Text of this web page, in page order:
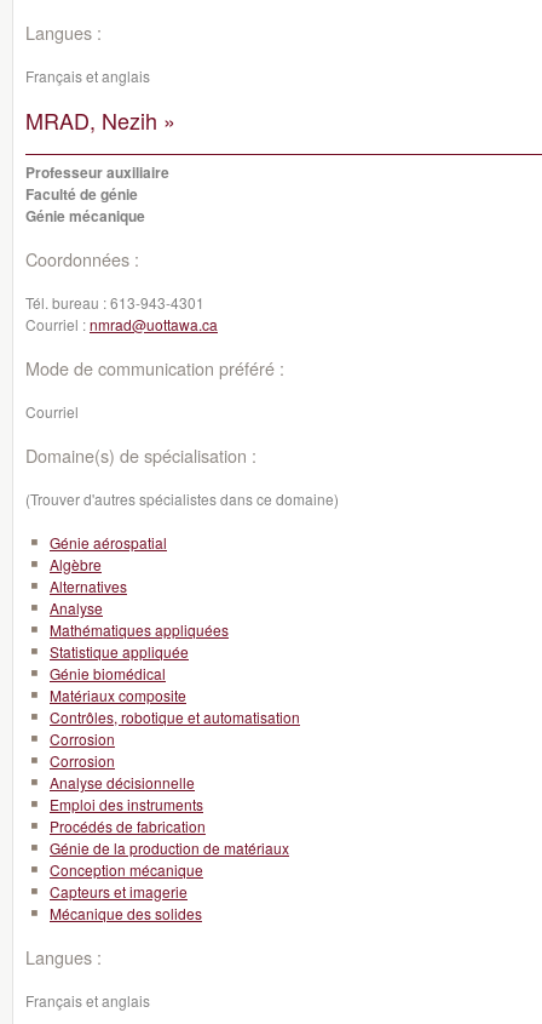
Langues :
Français et anglais
MRAD, Nezih »
Professeur auxiliaire
Faculté de génie
Génie mécanique
Coordonnées :
Tél. bureau :613-943-4301
Courriel :nmrad@uottawa.ca
Mode de communication préféré :
Courriel
Domaine(s) de spécialisation :
(Trouver d'autres spécialistes dans ce domaine)
Génie aérospatial
Algèbre
Alternatives
Analyse
Mathématiques appliquées
Statistique appliquée
Génie biomédical
Matériaux composite
Contrôles, robotique et automatisation
Corrosion
Corrosion
Analyse décisionnelle
Emploi des instruments
Procédés de fabrication
Génie de la production de matériaux
Conception mécanique
Capteurs et imagerie
Mécanique des solides
Langues :
Français et anglais